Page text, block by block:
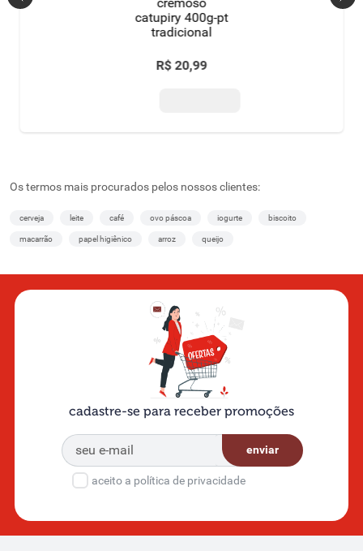
cremoso
catupiry 400g-pt
tradicional
R$ 20,99
Os termos mais procurados pelos nossos clientes:
cerveja leite café ovo páscoa iogurte biscoito
macarrão papel higiênico arroz queijo
cadastre-se para receber promoções
enviar
aceito a política de privacidade